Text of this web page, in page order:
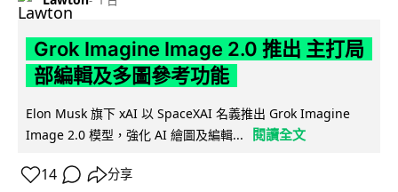
Grok Imagine Image 2.0 推出 主打局
部編輯及多圖參考功能
Elon Musk 旗下 xAI 以 SpaceXAI 名義推出 Grok Imagine
Image 2.0 模型，強化 AI 繪圖及編輯...
閱讀全文
14 分享